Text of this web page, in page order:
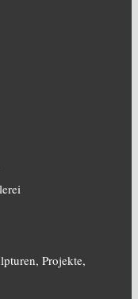
Projekte,